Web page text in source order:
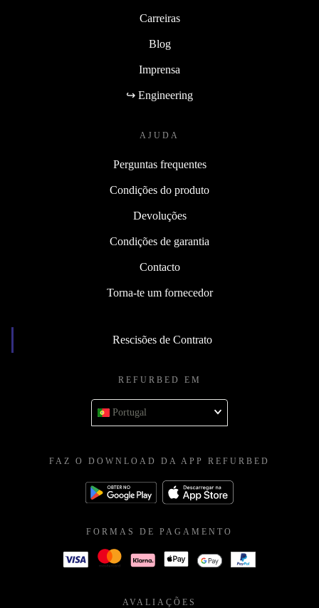
Carreiras
Blog
Imprensa
↪ Engineering
AJUDA
Perguntas frequentes
Condições do produto
Devoluções
Condições de garantia
Contacto
Torna-te um fornecedor
Rescisões de Contrato
REFURBED EM
Portugal
FAZ O DOWNLOAD DA APP REFURBED
FORMAS DE PAGAMENTO
AVALIAÇÕES